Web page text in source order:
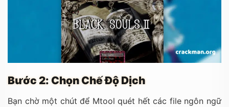
Bước 2: Chọn Chế Độ Dịch
Bạn chờ một chút để Mtool quét hết các file ngôn ngữ